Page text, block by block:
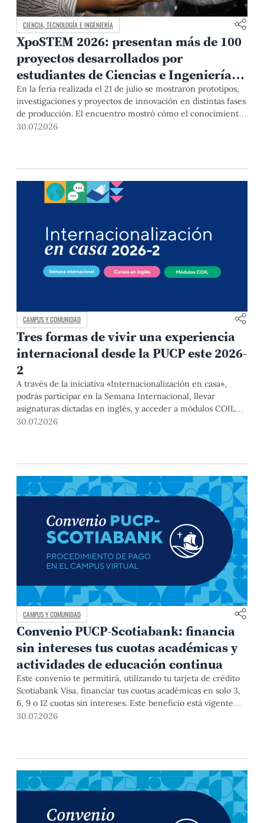
CIENCIA, TECNOLOGÍA E INGENIERÍA
XpoSTEM 2026: presentan más de 100
proyectos desarrollados por
estudiantes de Ciencias e Ingeniería
PUCP orientados a atender
necesidades del país
En la feria realizada el 21 de julio se mostraron prototipos,
investigaciones y proyectos de innovación en distintas fases
de producción. El encuentro mostró cómo el conocimiento
adquirido en las aulas puede responder a desafíos concretos
30.07.2026
CAMPUS Y COMUNIDAD
Tres formas de vivir una experiencia
internacional desde la PUCP este 2026-
2
A través de la iniciativa «Internacionalización en casa»,
podrás participar en la Semana Internacional, llevar
asignaturas dictadas en inglés, y acceder a módulos COIL
junto con estudiantes y docentes de universidades
30.07.2026
CAMPUS Y COMUNIDAD
Convenio PUCP-Scotiabank: financia
sin intereses tus cuotas académicas y
actividades de educación continua
Este convenio te permitirá, utilizando tu tarjeta de crédito
Scotiabank Visa, financiar tus cuotas académicas en solo 3,
6, 9 o 12 cuotas sin intereses. Este beneficio está vigente
hasta el 31 de diciembre de 2026, y aplica para pagos de
30.07.2026